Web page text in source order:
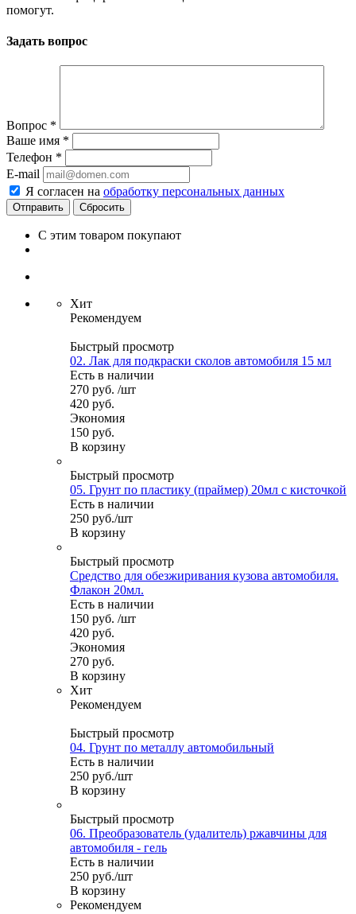
помогут.
Задать вопрос
Вопрос *
Ваше имя *
Телефон *
E-mail
Я согласен на обработку персональных данных
Сбросить
С этим товаром покупают
Хит
Рекомендуем
Быстрый просмотр
02. Лак для подкраски сколов автомобиля 15 мл
Есть в наличии
270 руб. /шт
420 руб.
Экономия
150 руб.
В корзину
Быстрый просмотр
05. Грунт по пластику (праймер) 20мл с кисточкой
Есть в наличии
250 руб./шт
В корзину
Быстрый просмотр
Средство для обезжиривания кузова автомобиля.
Флакон 20мл.
Есть в наличии
150 руб. /шт
420 руб.
Экономия
270 руб.
В корзину
Хит
Рекомендуем
Быстрый просмотр
04. Грунт по металлу автомобильный
Есть в наличии
250 руб./шт
В корзину
Быстрый просмотр
06. Преобразователь (удалитель) ржавчины для
автомобиля - гель
Есть в наличии
250 руб./шт
В корзину
Рекомендуем